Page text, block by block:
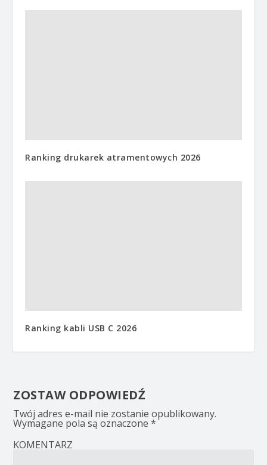
Ranking drukarek atramentowych 2026
Ranking kabli USB C 2026
ZOSTAW ODPOWIEDŹ
Twój adres e-mail nie zostanie opublikowany.
Wymagane pola są oznaczone*
KOMENTARZ